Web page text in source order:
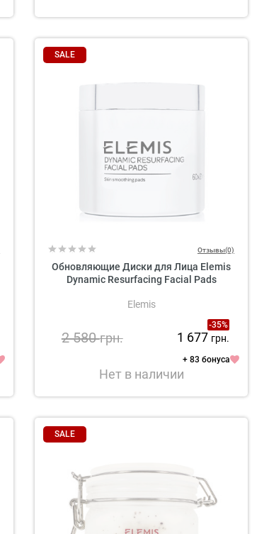
SALE
Отзывы(0)
Обновляющие Диски для Лица Elemis
Dynamic Resurfacing Facial Pads
Elemis
-35%
2 580грн. 1 677 грн.
+ 83 бонуса
Нет в наличии
SALE